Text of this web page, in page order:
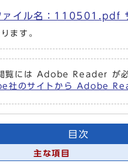
イル名：110501.pdf
ます。
覧には Adobe Reader が
社のサイトから Adobe
目次
主な項目